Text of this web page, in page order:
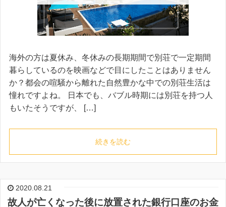
海外の方は夏休み、冬休みの長期期間で別荘で一定期間
暮らしているのを映画などで目にしたことはありません
か？都会の喧騒から離れた自然豊かな中での別荘生活は
憧れですよね。 日本でも、バブル時期には別荘を持つ人
もいたそうですが、 […]
続きを読む
2020.08.21
故人が亡くなった後に放置された銀行口座のお金